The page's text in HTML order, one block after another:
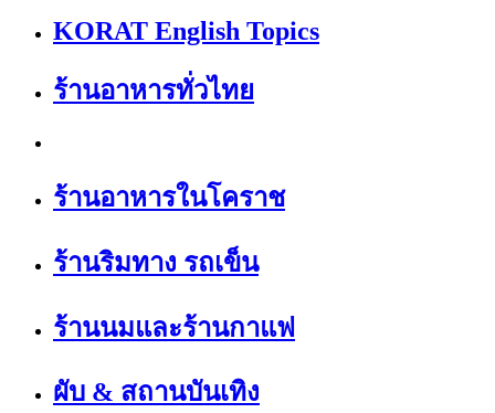
KORAT English Topics
ร้านอาหารทั่วไทย
ร้านอาหารในโคราช
ร้านริมทาง รถเข็น
ร้านนมและร้านกาแฟ
ผับ & สถานบันเทิง